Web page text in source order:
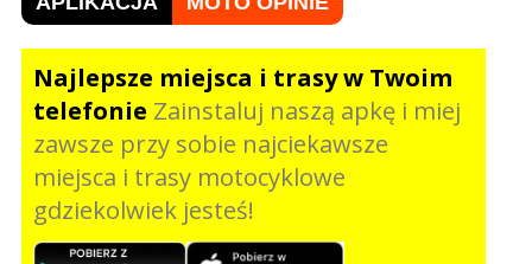
Najlepsze miejsca i trasy w Twoim
telefonie Zainstaluj naszą apkę i miej
zawsze przy sobie najciekawsze
miejsca i trasy motocyklowe
gdziekolwiek jesteś!